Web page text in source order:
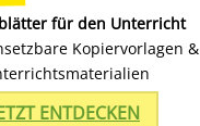
für den Unterricht
Kopiervorlagen &
ENTDECKEN